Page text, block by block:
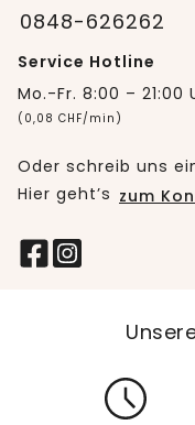
0848-626262
Service Hotline
Mo.-Fr. 8:00 – 21:00
(0,08 CHF/min)
Oder schreib uns
Hier geht’s zum